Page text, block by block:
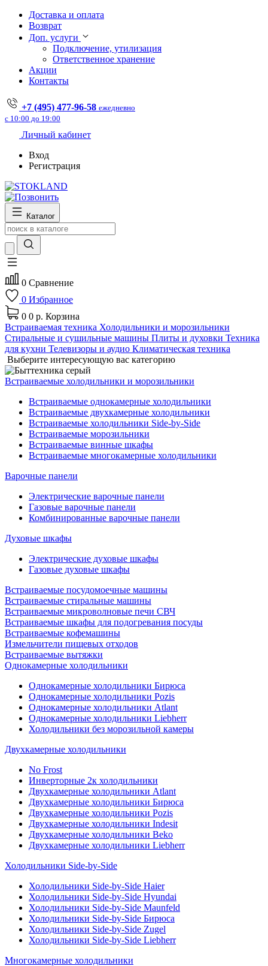
Доставка и оплата
Возврат
Доп. услуги
Подключение, утилизация
Ответственное хранение
Акции
Контакты
+7 (495) 477-96-58 ежедневно
с 10:00 до 19:00
Личный кабинет
Вход
Регистрация
Каталог
0 Сравнение
0 Избранное
0 0 р. Корзина
Встраиваемая техника Холодильники и морозильники
Стиральные и сушильные машины Плиты и духовки Техника
для кухни Телевизоры и аудио Климатическая техника
Выберите интересующую вас категорию
Встраиваемые холодильники и морозильники
Встраиваемые однокамерные холодильники
Встраиваемые двухкамерные холодильники
Встраиваемые холодильники Side-by-Side
Встраиваемые морозильники
Встраиваемые винные шкафы
Встраиваемые многокамерные холодильники
Варочные панели
Электрические варочные панели
Газовые варочные панели
Комбинированные варочные панели
Духовые шкафы
Электрические духовые шкафы
Газовые духовые шкафы
Встраиваемые посудомоечные машины
Встраиваемые стиральные машины
Встраиваемые микроволновые печи СВЧ
Встраиваемые шкафы для подогревания посуды
Встраиваемые кофемашины
Измельчители пищевых отходов
Встраиваемые вытяжки
Однокамерные холодильники
Однокамерные холодильники Бирюса
Однокамерные холодильники Pozis
Однокамерные холодильники Atlant
Однокамерные холодильники Liebherr
Холодильники без морозильной камеры
Двухкамерные холодильники
No Frost
Инверторные 2к холодильники
Двухкамерные холодильники Atlant
Двухкамерные холодильники Бирюса
Двухкамерные холодильники Pozis
Двухкамерные холодильники Indesit
Двухкамерные холодильники Beko
Двухкамерные холодильники Liebherr
Холодильники Side-by-Side
Холодильники Side-by-Side Haier
Холодильники Side-by-Side Hyundai
Холодильники Side-by-Side Maunfeld
Холодильники Side-by-Side Бирюса
Холодильники Side-by-Side Zugel
Холодильники Side-by-Side Liebherr
Многокамерные холодильники